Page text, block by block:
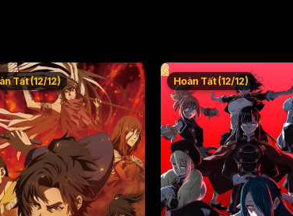
Tất (12/12) Hoàn Tất (12/12)